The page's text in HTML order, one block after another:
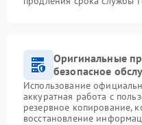
Оригинальные
безопасное
Использование
аккуратная работа с
резервное копирование,
восстановление